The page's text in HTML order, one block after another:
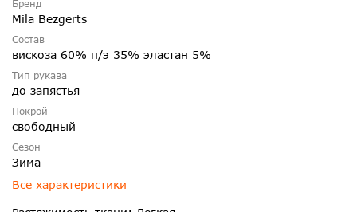
Бренд
Mila Bezgerts
Состав
вискоза 60% п/э 35% эластан 5%
Тип рукава
до запястья
Покрой
свободный
Сезон
Зима
Все характеристики